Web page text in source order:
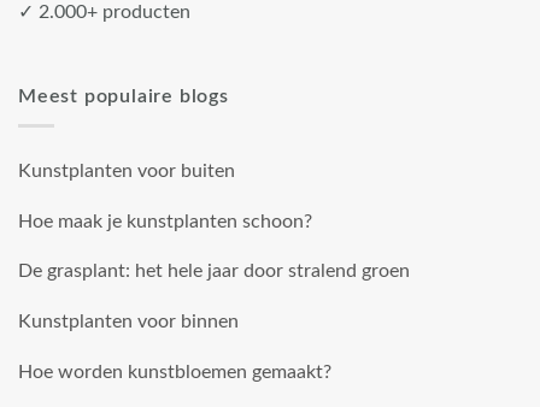
✓ 2.000+ producten
Meest populaire blogs
Kunstplanten voor buiten
Hoe maak je kunstplanten schoon?
De grasplant: het hele jaar door stralend groen
Kunstplanten voor binnen
Hoe worden kunstbloemen gemaakt?